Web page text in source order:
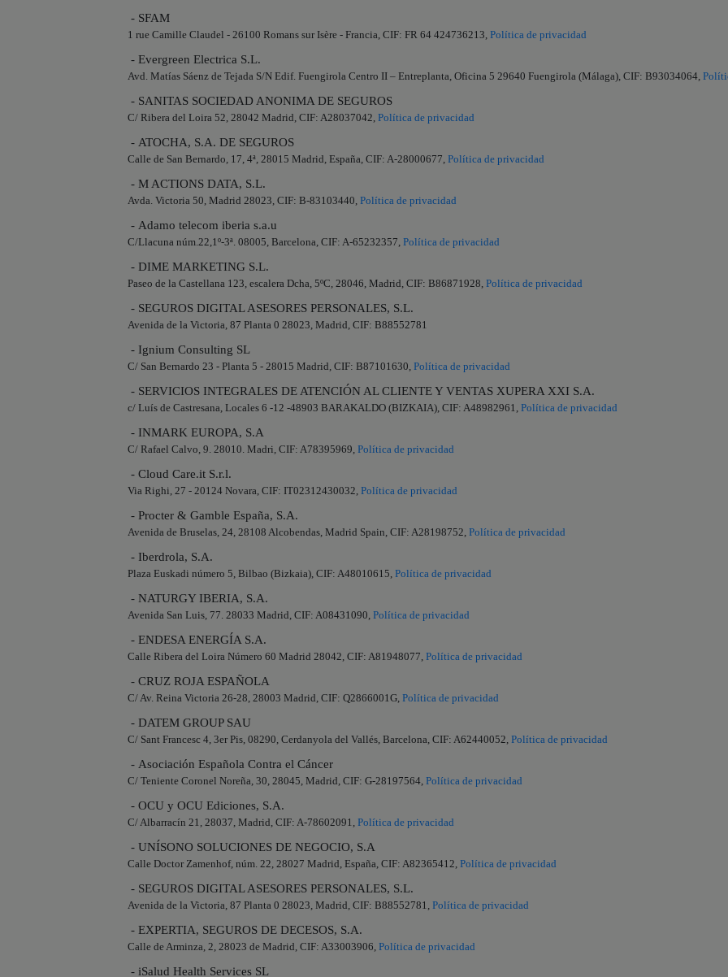
- SFAM
1 rue Camille Claudel - 26100 Romans sur Isère - Francia, CIF: FR 64 424736213, Política de privacidad
- Evergreen Electrica S.L.
Avd. Matías Sáenz de Tejada S/N Edif. Fuengirola Centro II – Entreplanta, Oficina 5 29640 Fuengirola (Málaga), CIF: B93034064,
- SANITAS SOCIEDAD ANONIMA DE SEGUROS
C/ Ribera del Loira 52, 28042 Madrid, CIF: A28037042, Política de privacidad
- ATOCHA, S.A. DE SEGUROS
Calle de San Bernardo, 17, 4ª, 28015 Madrid, España, CIF: A-28000677, Política de privacidad
- M ACTIONS DATA, S.L.
Avda. Victoria 50, Madrid 28023, CIF: B-83103440, Política de privacidad
- Adamo telecom iberia s.a.u
C/Llacuna núm.22,1º-3ª. 08005, Barcelona, CIF: A-65232357, Política de privacidad
- DIME MARKETING S.L.
Paseo de la Castellana 123, escalera Dcha, 5ºC, 28046, Madrid, CIF: B86871928, Política de privacidad
- SEGUROS DIGITAL ASESORES PERSONALES, S.L.
Avenida de la Victoria, 87 Planta 0 28023, Madrid, CIF: B88552781
- Ignium Consulting SL
C/ San Bernardo 23 - Planta 5 - 28015 Madrid, CIF: B87101630, Política de privacidad
- SERVICIOS INTEGRALES DE ATENCIÓN AL CLIENTE Y VENTAS XUPERA XXI S.A.
c/ Luís de Castresana, Locales 6 -12 -48903 BARAKALDO (BIZKAIA), CIF: A48982961, Política de privacidad
- INMARK EUROPA, S.A
C/ Rafael Calvo, 9. 28010. Madri, CIF: A78395969, Política de privacidad
- Cloud Care.it S.r.l.
Via Righi, 27 - 20124 Novara, CIF: IT02312430032, Política de privacidad
- Procter & Gamble España, S.A.
Avenida de Bruselas, 24, 28108 Alcobendas, Madrid Spain, CIF: A28198752, Política de privacidad
- Iberdrola, S.A.
Plaza Euskadi número 5, Bilbao (Bizkaia), CIF: A48010615, Política de privacidad
- NATURGY IBERIA, S.A.
Avenida San Luis, 77. 28033 Madrid, CIF: A08431090, Política de privacidad
- ENDESA ENERGÍA S.A.
Calle Ribera del Loira Número 60 Madrid 28042, CIF: A81948077, Política de privacidad
- CRUZ ROJA ESPAÑOLA
C/ Av. Reina Victoria 26-28, 28003 Madrid, CIF: Q2866001G, Política de privacidad
- DATEM GROUP SAU
C/ Sant Francesc 4, 3er Pis, 08290, Cerdanyola del Vallés, Barcelona, CIF: A62440052, Política de privacidad
- Asociación Española Contra el Cáncer
C/ Teniente Coronel Noreña, 30, 28045, Madrid, CIF: G-28197564, Política de privacidad
- OCU y OCU Ediciones, S.A.
C/ Albarracín 21, 28037, Madrid, CIF: A-78602091, Política de privacidad
- UNÍSONO SOLUCIONES DE NEGOCIO, S.A
Calle Doctor Zamenhof, núm. 22, 28027 Madrid, España, CIF: A82365412, Política de privacidad
- SEGUROS DIGITAL ASESORES PERSONALES, S.L.
Avenida de la Victoria, 87 Planta 0 28023, Madrid, CIF: B88552781, Política de privacidad
- EXPERTIA, SEGUROS DE DECESOS, S.A.
Calle de Arminza, 2, 28023 de Madrid, CIF: A33003906, Política de privacidad
- iSalud Health Services SL